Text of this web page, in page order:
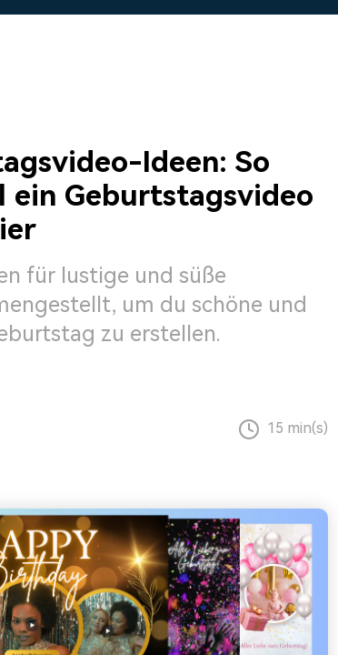
Mehr erfahren 👉
Download
Ideen: So
ein Geburtstagsvideo
für lustige und süße
um du schöne und
zu erstellen.
15 min(s)